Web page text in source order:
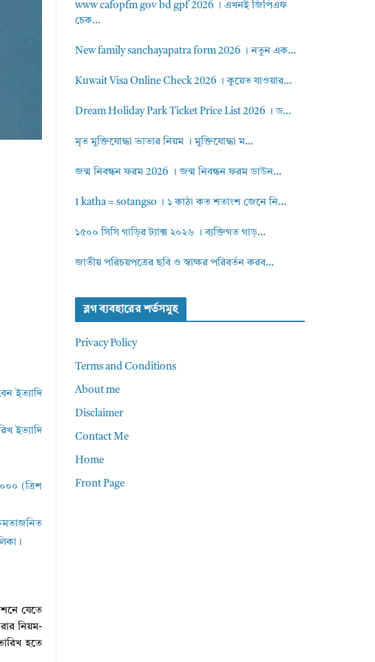
ইত্যাদি
ইত্যাদি
(ত্রিশ
যেতে
নিয়ম-
হতে
www cafopfm gov bd gpf 2026 । এখনই জিপিএফ
চেক...
New family sanchayapatra form 2026 । নতুন এক...
Kuwait Visa Online Check 2026 । কুয়েত যাওয়ার...
Dream Holiday Park Ticket Price List 2026 । ড...
মৃত মুক্তিযোদ্ধা ভাতার নিয়ম । মুক্তিযোদ্ধা ম...
জন্ম নিবন্ধন ফরম 2026 । জন্ম নিবন্ধন ফরম ডাউন...
1 katha = sotangso । ১ কাঠা কত শতাংশ জেনে নি...
১৫০০ সিসি গাড়ির ট্যাক্স ২০২৬ । ব্যক্তিগত গাড়...
জাতীয় পরিচয়পত্রের ছবি ও স্বাক্ষর পরিবর্তন করব...
ব্লগ ব্যবহারের শর্তসমুহ
Privacy Policy
Terms and Conditions
About me
Disclaimer
Contact Me
Home
Front Page